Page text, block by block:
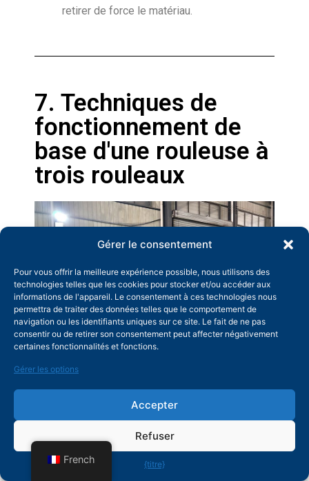
Gérer le consentement
Pour vous offrir la meilleure expérience possible, nous utilisons des
technologies telles que les cookies pour stocker et/ou accéder aux
informations de l'appareil. Le consentement à ces technologies nous
permettra de traiter des données telles que le comportement de
navigation ou les identifiants uniques sur ce site. Le fait de ne pas
consentir ou de retirer son consentement peut affecter négativement
certaines fonctionnalités et fonctions.
Gérer les options
Accepter
Refuser
{titre}
retirer de force le matériau.
7. Techniques de
fonctionnement de
base d'une rouleuse à
trois rouleaux
La clé d'une utilisation efficace de la cintreuse à 3
non pas simplement dans la capacité à « enrouler
la tôle ».
French